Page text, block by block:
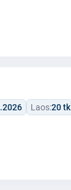
Laos:20 tk